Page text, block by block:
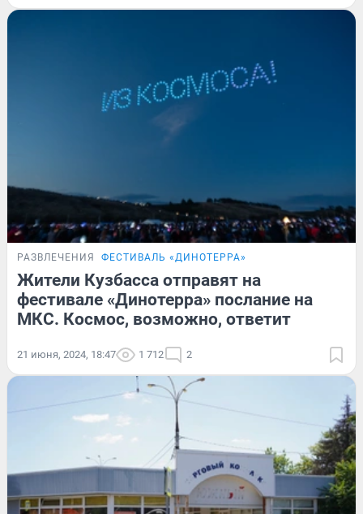
РАЗВЛЕЧЕНИЯ ФЕСТИВАЛЬ «ДИНОТЕРРА»
Жители Кузбасса отправят на
фестивале «Динотерра» послание на
МКС. Космос, возможно, ответит
21 июня, 2024, 18:47 1 712 2